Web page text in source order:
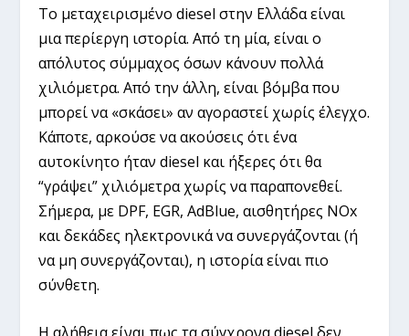
Το μεταχειρισμένο diesel στην Ελλάδα είναι
μια περίεργη ιστορία. Από τη μία, είναι ο
απόλυτος σύμμαχος όσων κάνουν πολλά
χιλιόμετρα. Από την άλλη, είναι βόμβα που
μπορεί να «σκάσει» αν αγοραστεί χωρίς έλεγχο.
Κάποτε, αρκούσε να ακούσεις ότι ένα
αυτοκίνητο ήταν diesel και ήξερες ότι θα
“γράψει” χιλιόμετρα χωρίς να παραπονεθεί.
Σήμερα, με DPF, EGR, AdBlue, αισθητήρες NOx
και δεκάδες ηλεκτρονικά να συνεργάζονται (ή
να μη συνεργάζονται), η ιστορία είναι πιο
σύνθετη.